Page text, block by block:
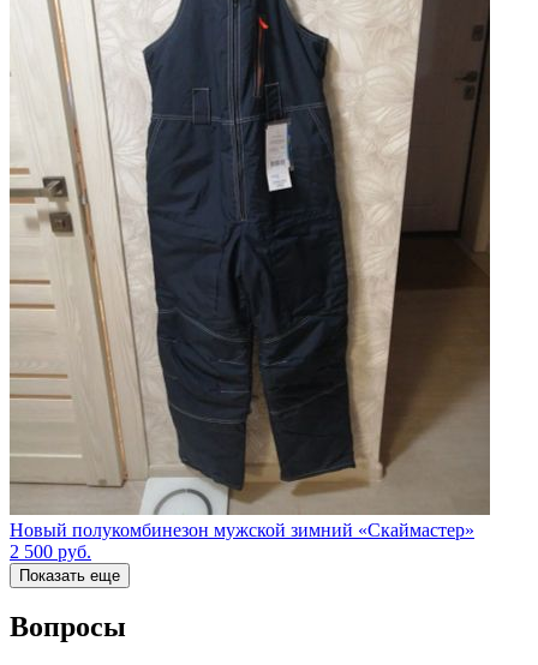
Новый полукомбинезон мужской зимний «Скаймастер»
2 500 руб.
Показать еще
Вопросы